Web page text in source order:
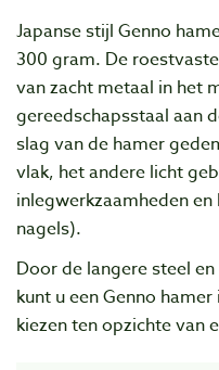
Japanse stijl Genno
300 gram. De
van zacht metaal in het
gereedschapsstaal aan
slag van de hamer
vlak, het andere licht
inlegwerkzaamheden
nagels).
Door de langere steel
kunt u een Genno
kiezen ten opzichte van